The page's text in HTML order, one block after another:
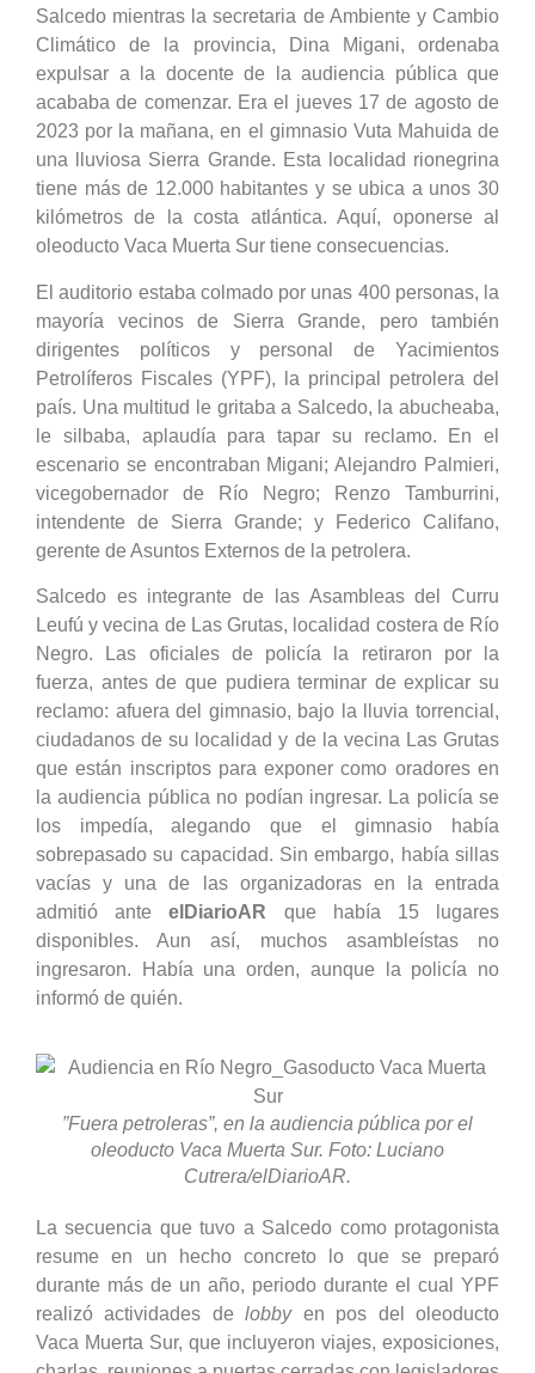
Salcedo mientras la secretaria de Ambiente y Cambio
Climático de la provincia, Dina Migani, ordenaba
expulsar a la docente de la audiencia pública que
acababa de comenzar. Era el jueves 17 de agosto de
2023 por la mañana, en el gimnasio Vuta Mahuida de
una lluviosa Sierra Grande. Esta localidad rionegrina
tiene más de 12.000 habitantes y se ubica a unos 30
kilómetros de la costa atlántica. Aquí, oponerse al
oleoducto Vaca Muerta Sur tiene consecuencias.
El auditorio estaba colmado por unas 400 personas, la
mayoría vecinos de Sierra Grande, pero también
dirigentes políticos y personal de Yacimientos
Petrolíferos Fiscales (YPF), la principal petrolera del
país. Una multitud le gritaba a Salcedo, la abucheaba,
le silbaba, aplaudía para tapar su reclamo. En el
escenario se encontraban Migani; Alejandro Palmieri,
vicegobernador de Río Negro; Renzo Tamburrini,
intendente de Sierra Grande; y Federico Califano,
gerente de Asuntos Externos de la petrolera.
Salcedo es integrante de las Asambleas del Curru
Leufú y vecina de Las Grutas, localidad costera de Río
Negro. Las oficiales de policía la retiraron por la
fuerza, antes de que pudiera terminar de explicar su
reclamo: afuera del gimnasio, bajo la lluvia torrencial,
ciudadanos de su localidad y de la vecina Las Grutas
que están inscriptos para exponer como oradores en
la audiencia pública no podían ingresar. La policía se
los impedía, alegando que el gimnasio había
sobrepasado su capacidad. Sin embargo, había sillas
vacías y una de las organizadoras en la entrada
admitió anteelDiarioAR que había 15 lugares
disponibles. Aun así, muchos asambleístas no
ingresaron. Había una orden, aunque la policía no
informó de quién.
”Fuera petroleras”, en la audiencia pública por el
oleoducto Vaca Muerta Sur. Foto: Luciano
Cutrera/elDiarioAR.
La secuencia que tuvo a Salcedo como protagonista
resume en un hecho concreto lo que se preparó
durante más de un año, periodo durante el cual YPF
realizó actividades delobby en pos del oleoducto
Vaca Muerta Sur, que incluyeron viajes, exposiciones,